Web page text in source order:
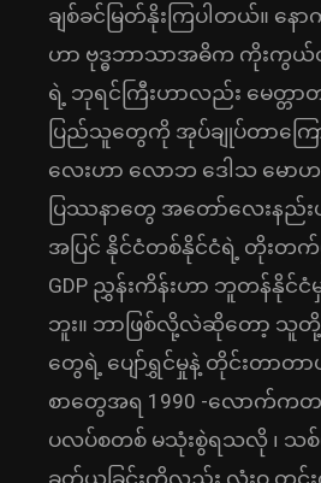
ချစ်ခင်မြတ်နိုးကြပါတယ်။ နေ
ဟာ ဗုဒ္ဓဘာသာအဓိက ကိုးကွယ်
ရဲ့ ဘုရင်ကြီးဟာလည်း မေတ္တာတရ
ပြည်သူတွေကို အုပ်ချုပ်တာကြ
လေးဟာ လောဘ ဒေါသ မေ
ပြဿနာတွေ အတော်လေးနည်းပ
အပြင် နိုင်ငံတစ်နိုင်ငံရဲ့ တိုးတ
GDP ညွှန်းကိန်းဟာ ဘူတန်နိုင်ငံ
ဘူး။ ဘာဖြစ်လို့လဲဆိုတော့ သူတို့
တွေရဲ့ ပျော်ရွှင်မှုနဲ့ တိုင်းတာတာ
စာတွေအရ 1990 -လောက်
ပလပ်စတစ် မသုံးစွဲရသလို ၊ သစ်